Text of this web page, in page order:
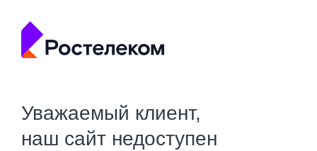
Уважаемый клиент,
наш сайт недоступен